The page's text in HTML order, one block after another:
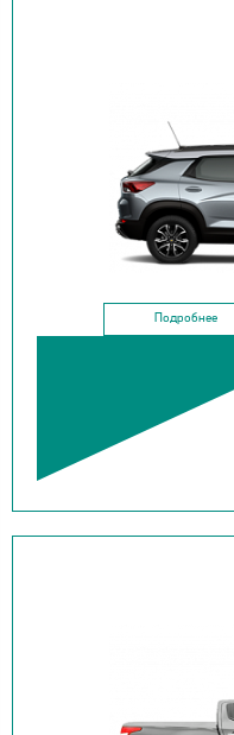
Подробнее